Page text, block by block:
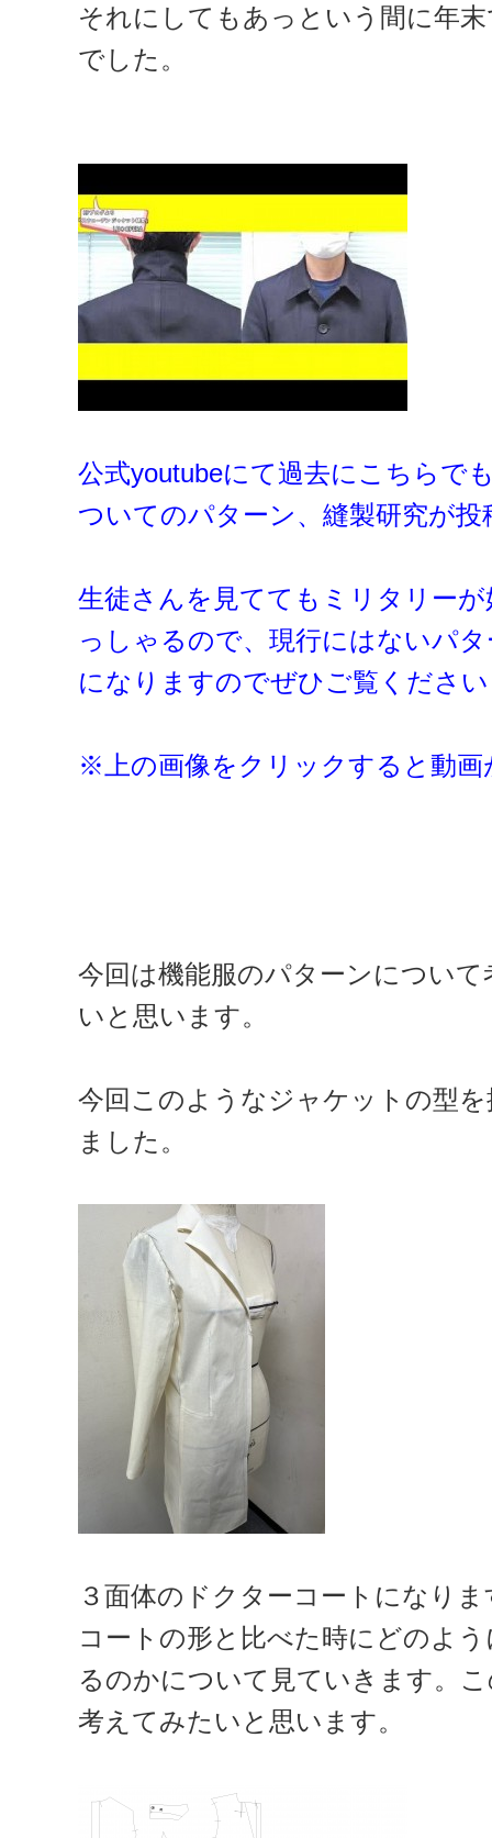
それにしてもあっという間に年
でした。
公式youtubeにて過去にこちらで
ついてのパターン、縫製研究が
生徒さんを見ててもミリタリー
っしゃるので、現行にはないパ
になりますのでぜひご覧くださ
※上の画像をクリックすると動画
今回は機能服のパターンについ
いと思います。
今回このようなジャケットの型
ました。
３面体のドクターコートになり
コートの形と比べた時にどのよ
るのかについて見ていきます。
考えてみたいと思います。